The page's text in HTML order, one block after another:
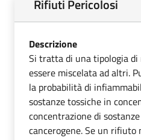
Rifiuti Pericolosi
Descrizione
Si tratta di una tipologia
essere miscelata ad altri.
la probabilità di
sostanze tossiche in
concentrazione di
cancerogene. Se un rifiuto